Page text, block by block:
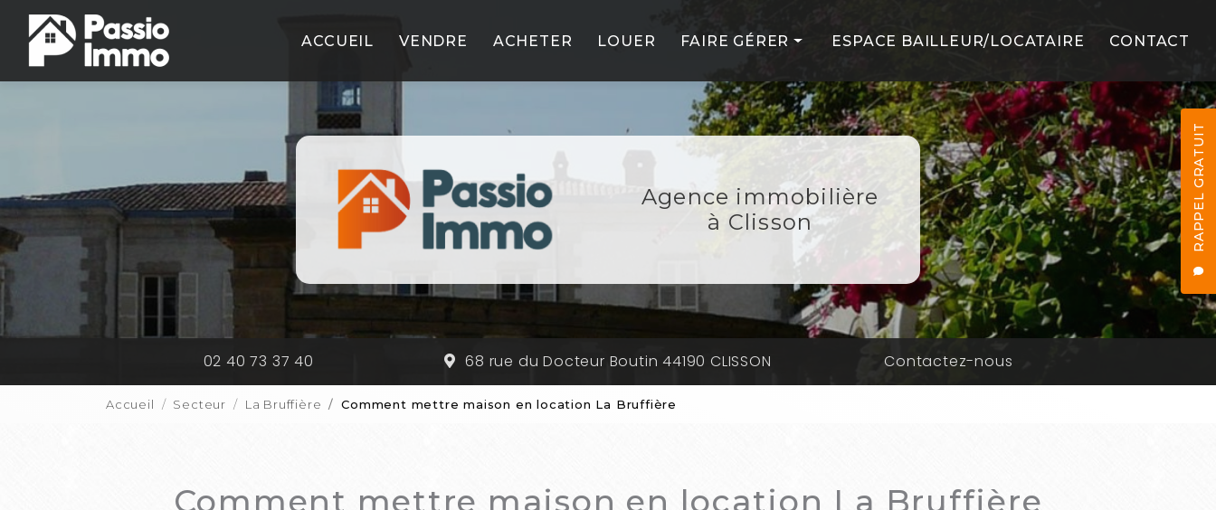
Aller
contenu
principal
RAPPEL GRATUIT
ACCUEIL
VENDRE ACHETER LOUER FAIRE GÉRER
PROFESSIONNELS
PARTICULIERS
NOS PARTENAIRES
ESPACE BAILLEUR/LOCATAIRE CONTACT
Agence immobilière
à Clisson
02 40 73 37 40 68 rue du Docteur Boutin 44190 CLISSON Contactez-nous
Accueil Secteur La Bruffière Comment mettre maison en location La Bruffière
Comment mettre maison en location La Bruffière